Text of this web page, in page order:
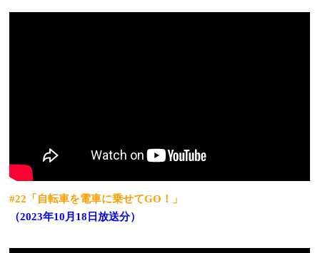
#22「自転車を電車に乗せてGO！」
（2023年10月18日放送分）